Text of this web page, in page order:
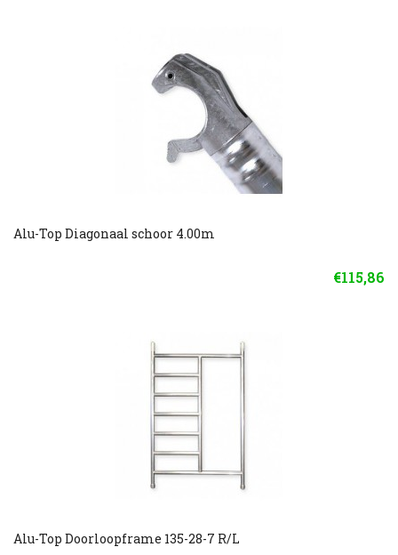
Alu-Top Diagonaal schoor 4.00m
€115,86
Alu-Top Doorloopframe 135-28-7 R/L